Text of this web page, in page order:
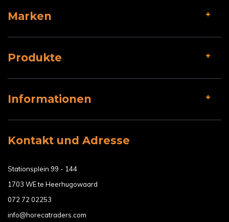
Marken
Produkte
Informationen
Kontakt und Adresse
Stationsplein 99 - 144
1703 WE te Heerhugowaard
072 72 02253
info@horecatraders.com